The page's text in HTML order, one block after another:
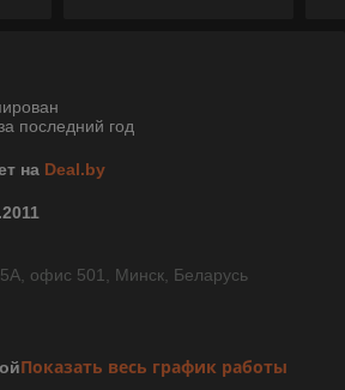
последний год
на Deal.by
офис 501, Минск, Беларусь
Показать весь график работы